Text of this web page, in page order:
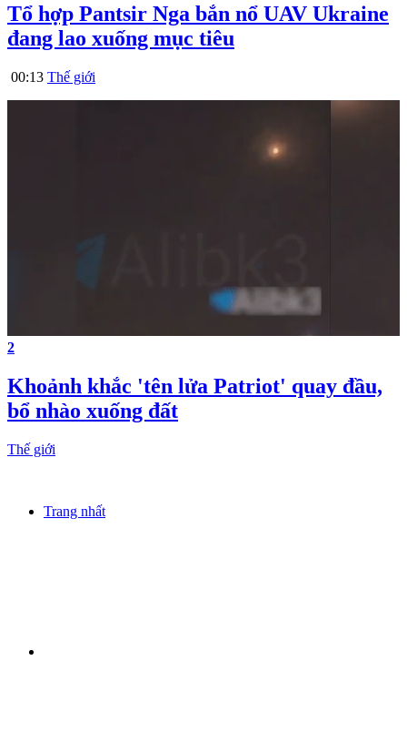
Tổ hợp Pantsir Nga bắn nổ UAV Ukraine
đang lao xuống mục tiêu
00:13 Thế giới
2
Khoảnh khắc 'tên lửa Patriot' quay đầu,
bổ nhào xuống đất
Thế giới
Trang nhất